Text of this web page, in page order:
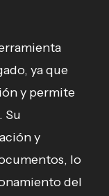
ya que
y permite
Su
y
lo
del